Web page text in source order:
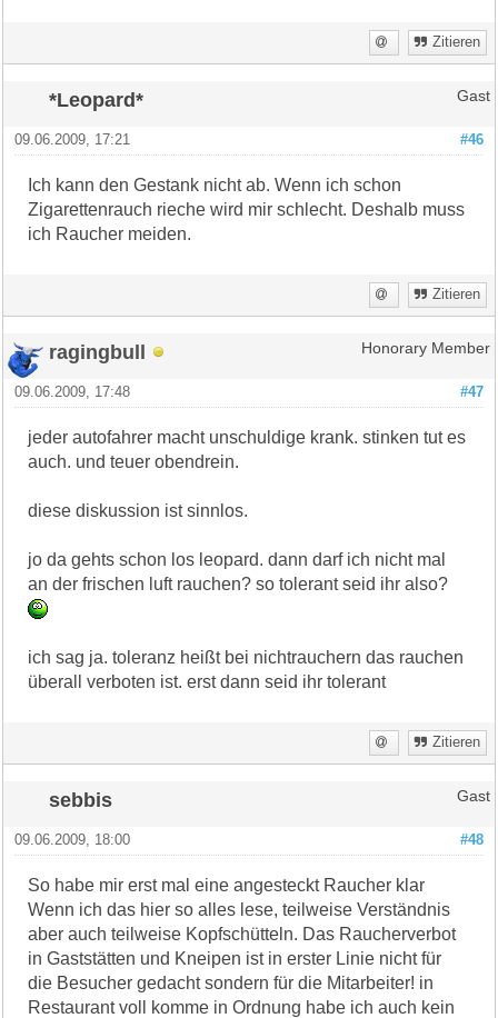
Zitieren
*Leopard* Gast
#46
09.06.2009, 17:21
Ich kann den Gestank nicht ab. Wenn ich schon
Zigarettenrauch rieche wird mir schlecht. Deshalb muss
ich Raucher meiden.
Zitieren
ragingbull Honorary Member
#47
09.06.2009, 17:48
jeder autofahrer macht unschuldige krank. stinken tut es
auch. und teuer obendrein.
diese diskussion ist sinnlos.
jo da gehts schon los leopard. dann darf ich nicht mal
an der frischen luft rauchen? so tolerant seid ihr also?
ich sag ja. toleranz heißt bei nichtrauchern das rauchen
überall verboten ist. erst dann seid ihr tolerant
Zitieren
sebbis Gast
#48
09.06.2009, 18:00
So habe mir erst mal eine angesteckt Raucher klar
Wenn ich das hier so alles lese, teilweise Verständnis
aber auch teilweise Kopfschütteln. Das Raucherverbot
in Gaststätten und Kneipen ist in erster Linie nicht für
die Besucher gedacht sondern für die Mitarbeiter! in
Restaurant voll komme in Ordnung habe ich auch kein